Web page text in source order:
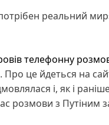
реальний
телефонну
це йдеться на
і, як і
розмови з Путіним